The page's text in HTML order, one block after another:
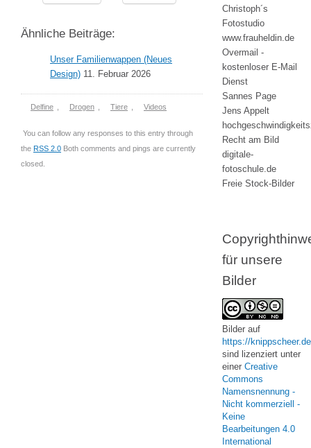
Ähnliche Beiträge:
Unser Familienwappen (Neues
Design) 11. Februar 2026
Delfine Drogen Tiere Videos
You can follow any responses to this entry through
the RSS 2.0 Both comments and pings are currently
closed.
Christoph´s
Fotostudio
www.frauheldin.de
Overmail -
kostenloser E-Mail
Dienst
Sannes Page
Jens Appelt
Recht am Bild
digitale-
fotoschule.de
Freie Stock-Bilder
für unsere
Bilder
Bilder auf
https://knippscheer.de
sind lizenziert unter
einer Creative
Commons
Namensnennung -
Nicht kommerziell -
Keine
Bearbeitungen 4.0
International